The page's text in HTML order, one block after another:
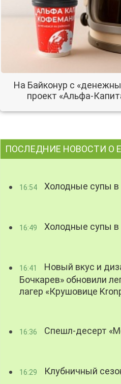
На Байконур с
проект «Альфа-
ПОСЛЕДНИЕ НОВОСТИ О
16:54 Холодные супы
16:49 Холодные супы в
16:41
Новый вкус и
Бочкарев» обновили
лагер «Крушовице
16:36 Спешл-десерт
16:29 Клубничный